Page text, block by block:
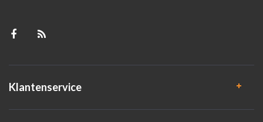
Klantenservice